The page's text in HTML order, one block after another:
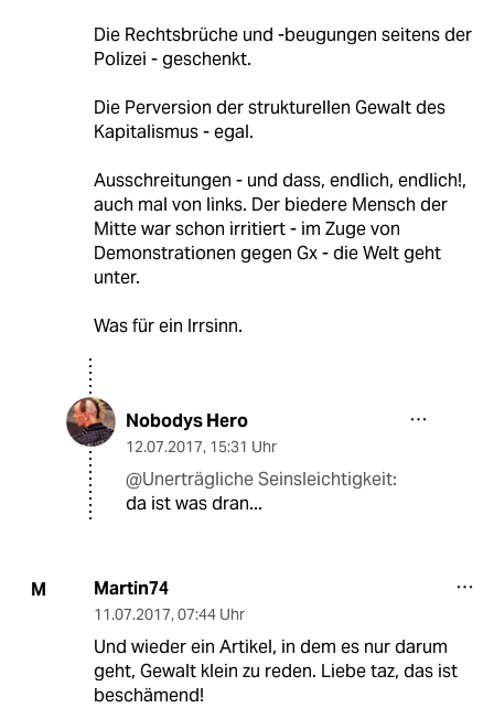
Die Rechtsbrüche und -beugungen seitens der
Polizei - geschenkt.
Die Perversion der strukturellen Gewalt des
Kapitalismus - egal.
Ausschreitungen - und dass, endlich, endlich!,
auch mal von links. Der biedere Mensch der
Mitte war schon irritiert - im Zuge von
Demonstrationen gegen Gx - die Welt geht
unter.
Was für ein Irrsinn.
Nobodys Hero
12.07.2017, 15:31 Uhr
@Unerträgliche Seinsleichtigkeit:
da ist was dran...
M Martin74
11.07.2017, 07:44 Uhr
Und wieder ein Artikel, in dem es nur darum
geht, Gewalt klein zu reden. Liebe taz, das ist
beschämend!